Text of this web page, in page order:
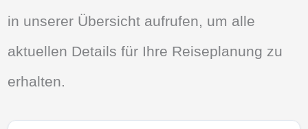
in unserer Übersicht aufrufen, um alle
aktuellen Details für Ihre Reiseplanung zu
erhalten.